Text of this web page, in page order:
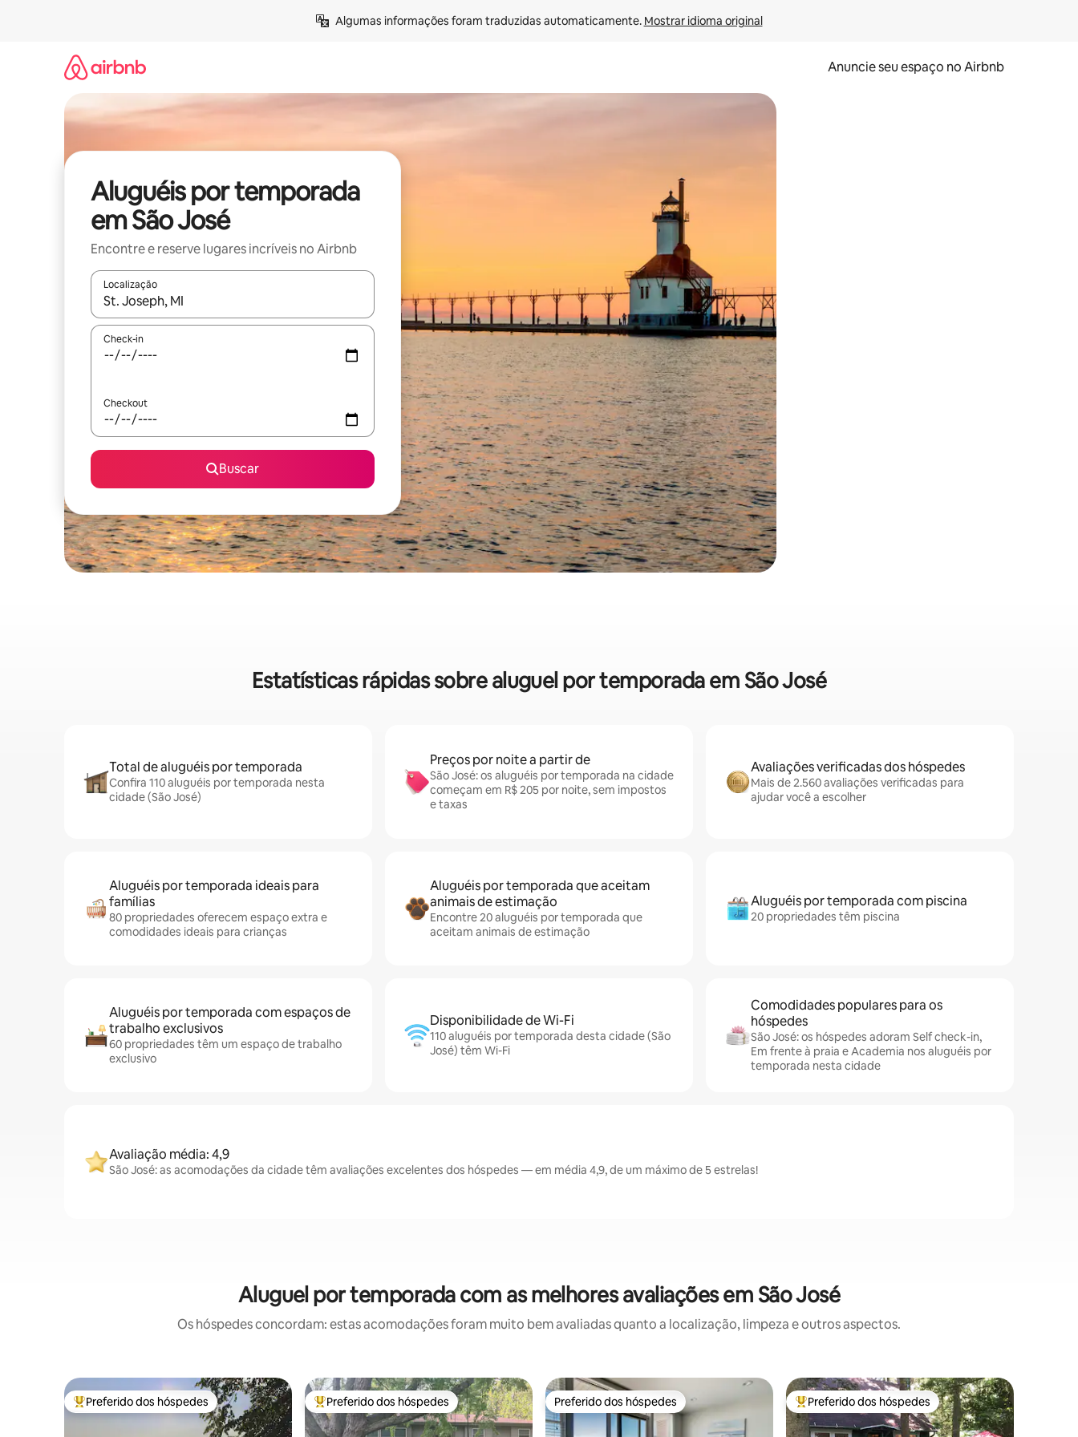
Algumas informações foram traduzidas automaticamente. Mostrar idioma original
Anuncie seu espaço no Airbnb
Aluguéis por temporada
em São José
Encontre e reserve lugares incríveis no Airbnb
Localização
Quando os resultados estiverem disponíveis, explore-os usando as seta para cima e para baixo do teclado ou tocando e deslizando o dedo na tela.
Check-in
Checkout
Buscar
Estatísticas rápidas sobre aluguel por temporada em São José
Total de aluguéis por temporada
Confira 110 aluguéis por temporada nesta
cidade (São José)
Preços por noite a partir de
São José: os aluguéis por temporada na cidade
começam em R$ 205 por noite, sem impostos
e taxas
Avaliações verificadas dos hóspedes
Mais de 2.560 avaliações verificadas para
ajudar você a escolher
Aluguéis por temporada ideais para
famílias
80 propriedades oferecem espaço extra e
comodidades ideais para crianças
Aluguéis por temporada que aceitam
animais de estimação
Encontre 20 aluguéis por temporada que
aceitam animais de estimação
Aluguéis por temporada com piscina
20 propriedades têm piscina
Aluguéis por temporada com espaços de
trabalho exclusivos
60 propriedades têm um espaço de trabalho
exclusivo
Disponibilidade de Wi-Fi
110 aluguéis por temporada desta cidade (São
José) têm Wi-Fi
Comodidades populares para os
hóspedes
São José: os hóspedes adoram Self check-in,
Em frente à praia e Academia nos aluguéis por
temporada nesta cidade
Avaliação média: 4,9
São José: as acomodações da cidade têm avaliações excelentes dos hóspedes — em média 4,9, de um máximo de 5 estrelas!
Aluguel por temporada com as melhores avaliações em São José
Os hóspedes concordam: estas acomodações foram muito bem avaliadas quanto a localização, limpeza e outros aspectos.
Entre os melhores preferidos dos hóspedes
Preferido dos hóspedes Entre os melhores preferidos dos hóspedes
Preferido dos hóspedes Preferido dos hóspedes
Preferido dos hóspedes Entre os melhores preferidos dos hóspedes
Preferido dos hóspedes